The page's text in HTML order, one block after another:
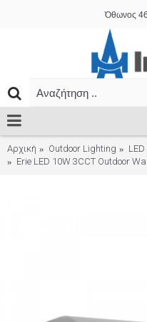
Όθωνος
Αρχική Outdoor Lighting
Erie LED 10W 3CCT Outdoor